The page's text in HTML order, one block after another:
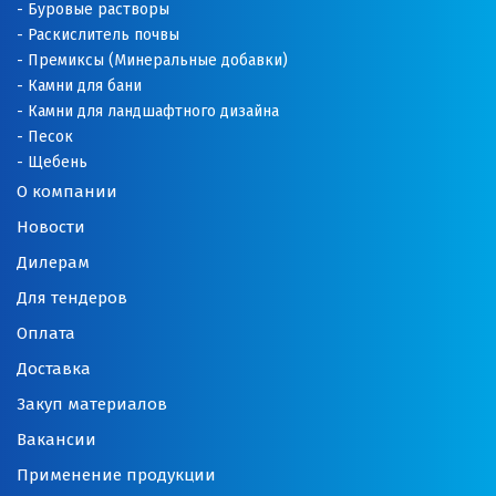
Орехово-Зуево
П
Павловский Посад
Первоуральск
Подольск
Походилова
Пушкино
О компании
Новости
Дилерам
Для тендеров
Оплата
Доставка
Закуп материалов
Вакансии
Применение продукции
Буровые растворы
Раскислитель почвы
Премиксы (Минеральные добавки)
Камни для бани
Камни для ландшафтного дизайна
Песок
Щебень